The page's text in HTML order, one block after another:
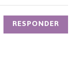
RESPONDER